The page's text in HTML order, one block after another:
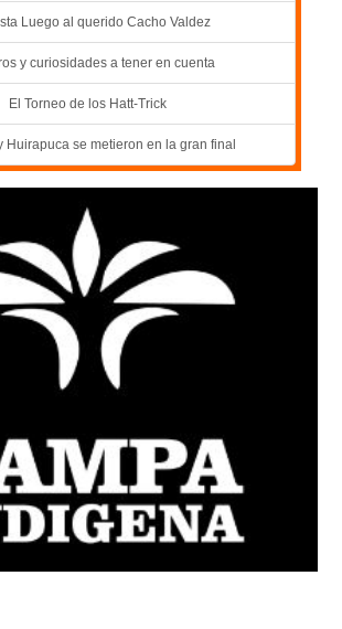
Luego al querido Cacho Valdez
y curiosidades a tener en cuenta
El Torneo de los Hatt-Trick
Huirapuca se metieron en la gran final